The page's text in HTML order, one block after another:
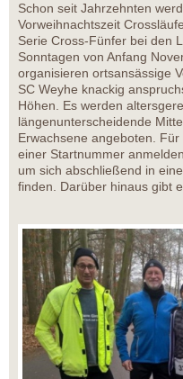
Schon seit Jahrzehnten
Vorweihnachtszeit
Serie Cross-Fünfer bei den
Sonntagen von Anfang
organisieren ortsansässige
SC Weyhe knackig
Höhen. Es werden
längenunterscheidende
Erwachsene angeboten.
einer Startnummer
um sich abschließend in
finden. Darüber hinaus gibt